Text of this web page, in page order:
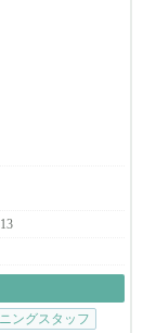
意しています！
ングスタッフ